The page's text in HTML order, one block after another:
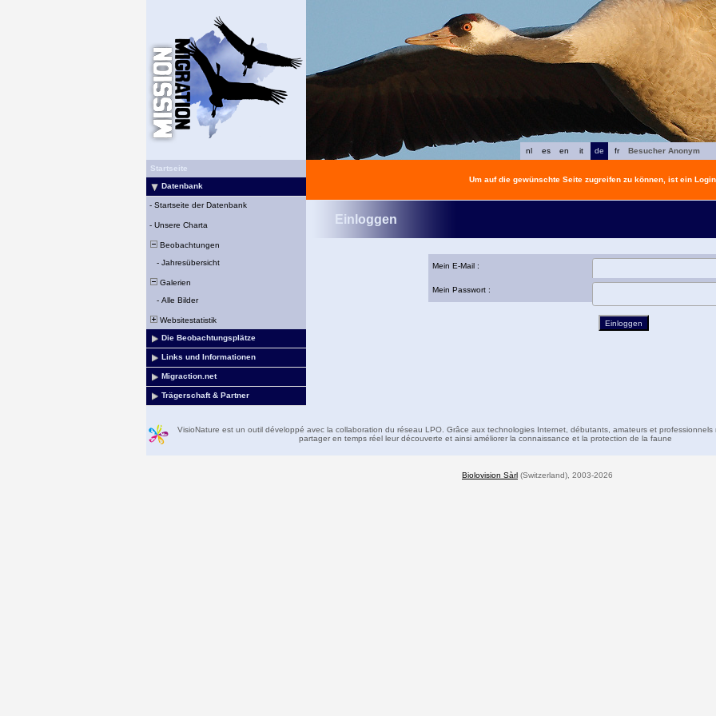
fr
de
it
en
es
nl
Besucher Anonym
Startseite
Datenbank
- Startseite der Datenbank
- Unsere Charta
Beobachtungen
- Jahresübersicht
Galerien
- Alle Bilder
Websitestatistik
Die Beobachtungsplätze
Links und Informationen
Migraction.net
Trägerschaft & Partner
Um auf die gewünschte Seite zugreifen zu können, ist ein
Einloggen
Mein E-Mail :
Mein Passwort :
VisioNature est un outil développé avec la collaboration du réseau LPO. Grâce aux technologies Internet, débutants, amateurs et professionnels
partager en temps réel leur découverte et ainsi améliorer la connaissance et la protection de la faune
Biolovision Sàrl (Switzerland), 2003-2026